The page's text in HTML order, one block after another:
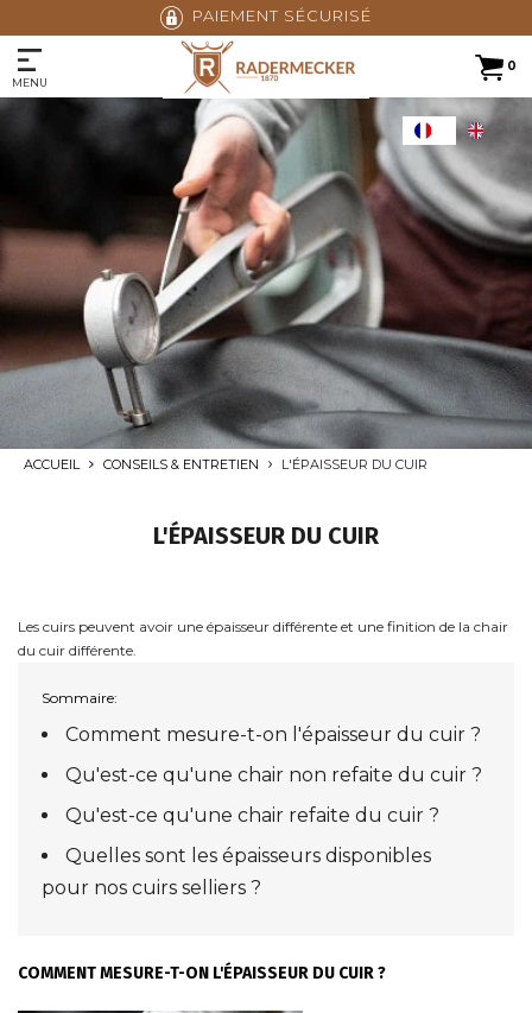
PAIEMENT SÉCURISÉ
0
MENU
ACCUEIL CONSEILS & ENTRETIEN L'ÉPAISSEUR DU CUIR
L'ÉPAISSEUR DU CUIR
Les cuirs peuvent avoir une épaisseur différente et une finition de la chair
du cuir différente.
Sommaire:
Comment mesure-t-on l'épaisseur du cuir ?
Qu'est-ce qu'une chair non refaite du cuir ?
Qu'est-ce qu'une chair refaite du cuir ?
Quelles sont les épaisseurs disponibles
pour nos cuirs selliers ?
COMMENT MESURE-T-ON L'ÉPAISSEUR DU CUIR ?